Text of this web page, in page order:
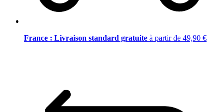
France : Livraison standard gratuite à partir de 49,90 €